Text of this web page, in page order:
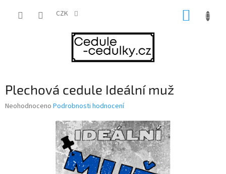
CZK
Plechová cedule Ideální muž
Průměrné
Neohodnoceno Podrobnosti hodnocení